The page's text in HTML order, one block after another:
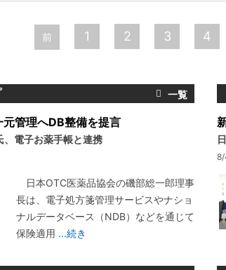
前 1 2 3 4
管理へDB整備を提言
電子お薬手帳と連携
日本OTC医薬品協会の磯部総一郎理事
長は、電子処方箋管理サービスやナショ
ナルデータベース（NDB）などを通じて
保険適用 ...続き
8/